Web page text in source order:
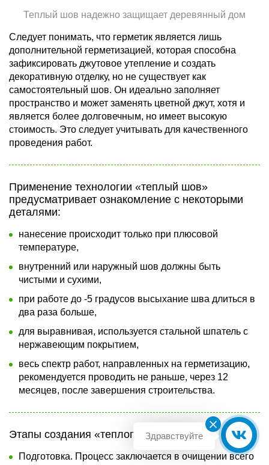
Теплый шов надежно защищает деревянный дом
Следует понимать, что герметик является лишь
дополнительной герметизацией, которая способна
зафиксировать джутовое утепление и создать
декоративную отделку, но не существует как
самостоятельный шов. Он идеально заполняет
пространство и может заменять цветной джут, хотя и
является более долговечным, но имеет высокую
стоимость. Это следует учитывать для качественного
проведения работ.
Применение технологии «теплый шов»
предусматривает ознакомление с некоторыми
деталями:
нанесение происходит только при плюсовой
температуре,
внутренний или наружный шов должны быть
чистыми и сухими,
при работе до -5 градусов высыхание шва длиться в
два раза больше,
для выравнивая, используется стальной шпатель с
нержавеющим покрытием,
весь спектр работ, направленных на герметизацию,
рекомендуется проводить не раньше, через 12
месяцев, после завершения строительства.
Этапы создания «теплого шва»
Подготовка. Процесс заключается в очищении всего